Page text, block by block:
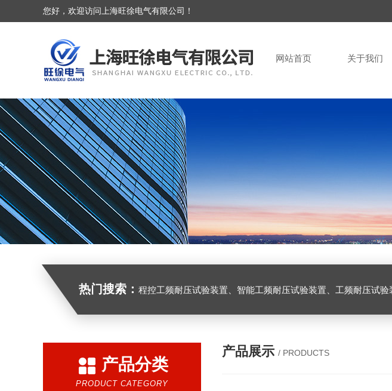
您好，欢迎访问上海旺徐电气有限公司！
网站首页 关于我们
热门搜索： 程控工频耐压试验装置、智能工频耐压试验装置、工频耐压试验装置、工频耐压试验仪、工频耐压试验台、高压耐压试验装置、交流耐压试验装置 、交直流耐压试验装置 、交直流
产品分类
PRODUCT CATEGORY
产品展示 / PRODUCTS